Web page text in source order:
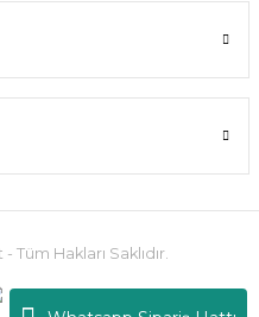
Hakları Saklıdır.